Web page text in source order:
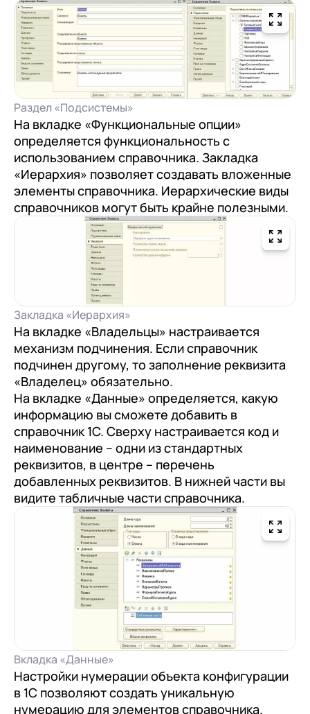
Раздел «Подсистемы»
На вкладке «Функциональные опции»
определяется функциональность с
использованием справочника. Закладка
«Иерархия» позволяет создавать вложенные
элементы справочника. Иерархические виды
справочников могут быть крайне полезными.
Закладка «Иерархия»
На вкладке «Владельцы» настраивается
механизм подчинения. Если справочник
подчинен другому, то заполнение реквизита
«Владелец» обязательно.
На вкладке «Данные» определяется, какую
информацию вы сможете добавить в
справочник 1С. Сверху настраивается код и
наименование – одни из стандартных
реквизитов, в центре – перечень
добавленных реквизитов. В нижней части вы
видите табличные части справочника.
Вкладка «Данные»
Настройки нумерации объекта конфигурации
в 1С позволяют создать уникальную
нумерацию для элементов справочника.